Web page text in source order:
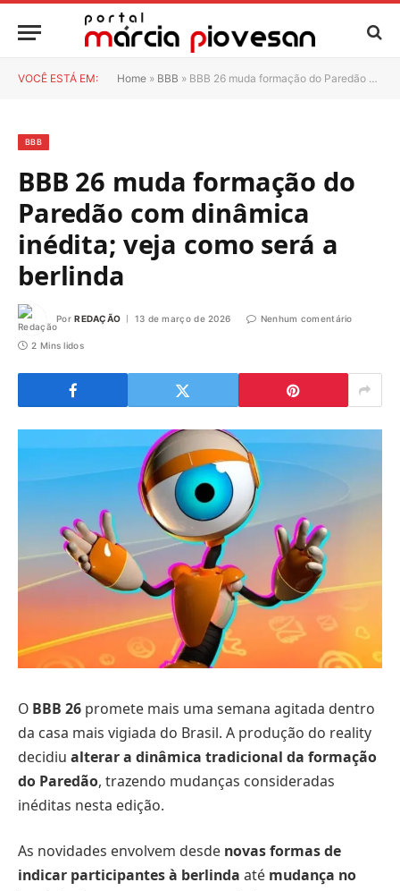
VOCÊ ESTÁ EM: Home » BBB » BBB 26 muda formação do Paredão com dinâmica inédita; veja como será a berlinda
BBB
BBB 26 muda formação do
Paredão com dinâmica
inédita; veja como será a
berlinda
Por REDAÇÃO 13 de março de 2026 Nenhum comentário
2 Mins lidos
O BBB 26 promete mais uma semana agitada dentro
da casa mais vigiada do Brasil. A produção do reality
decidiu alterar a dinâmica tradicional da formação
do Paredão, trazendo mudanças consideradas
inéditas nesta edição.
As novidades envolvem desde novas formas de
indicar participantes à berlinda até mudança no